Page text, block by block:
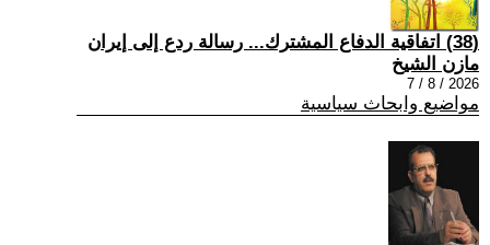
(38) اتفاقية الدفاع المشترك... رسالة ردع إلى إيران
مازن الشيخ
2026 / 8 / 7
مواضيع وابحاث سياسية